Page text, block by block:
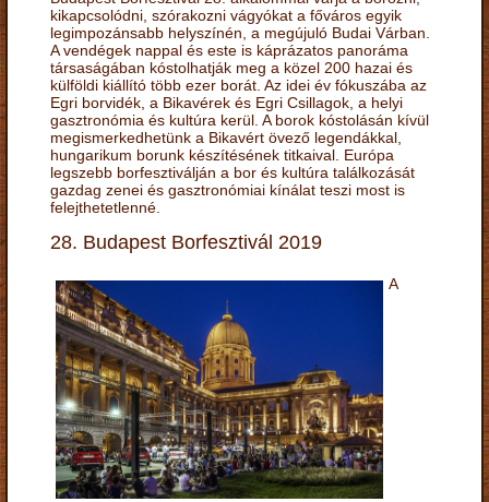
kikapcsolódni, szórakozni vágyókat a főváros egyik
legimpozánsabb helyszínén, a megújuló Budai Várban.
A vendégek nappal és este is káprázatos panoráma
társaságában kóstolhatják meg a közel 200 hazai és
külföldi kiállító több ezer borát. Az idei év fókuszába az
Egri borvidék, a Bikavérek és Egri Csillagok, a helyi
gasztronómia és kultúra kerül. A borok kóstolásán kívül
megismerkedhetünk a Bikavért övező legendákkal,
hungarikum borunk készítésének titkaival. Európa
legszebb borfesztiválján a bor és kultúra találkozását
gazdag zenei és gasztronómiai kínálat teszi most is
felejthetetlenné.
28. Budapest Borfesztivál 2019
A